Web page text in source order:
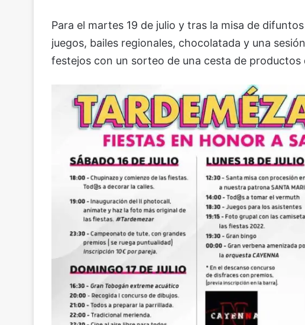
Para el martes 19 de julio y tras la misa de
juegos, bailes regionales, chocolatada y una
festejos con un sorteo de una cesta de productos